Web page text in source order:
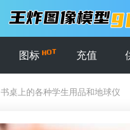
图标 充值
书桌上的各种学生用品和地球仪